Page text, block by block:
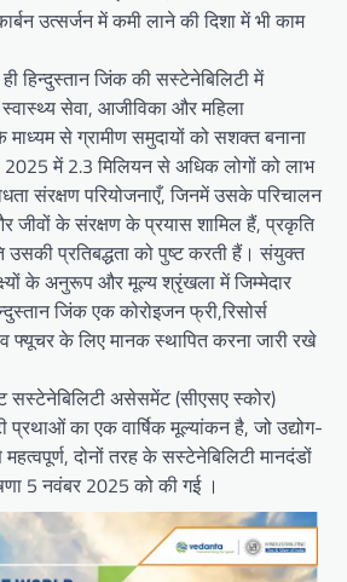
उत्सर्जन में कमी लाने की दिशा में भी काम
हिन्दुस्तान जिंक की सस्टेनेबिलिटी में
स्वास्थ्य सेवा, आजीविका और महिला
से ग्रामीण समुदायों को सशक्त बनाना
2025 में 2.3 मिलियन से अधिक लोगों को लाभ
संरक्षण परियोजनाएँ, जिनमें उसके परिचालन
जीवों के संरक्षण के प्रयास शामिल हैं, प्रकृति
प्रतिबद्धता को पुष्ट करती हैं। संयुक्त
के अनुरूप और मूल्य श्रृंखला में जिम्मेदार
जिंक एक कोरोइजन फ्री,रिसोर्स
फ्यूचर के लिए मानक स्थापित करना जारी रखे
सस्टेनेबिलिटी असेसमेंट (सीएसए स्कोर)
प्रथाओं का एक वार्षिक मूल्यांकन है, जो उद्योग-
दोनों तरह के सस्टेनेबिलिटी मानदंडों
5 नवंबर 2025 को की गई ।